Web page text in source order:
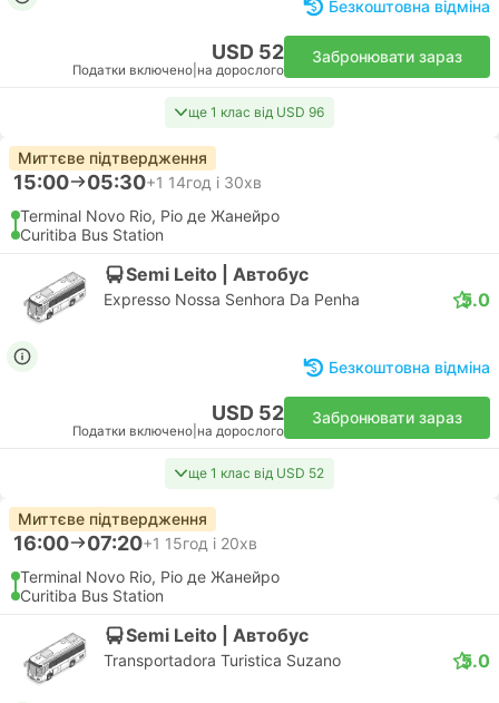
Безкоштовна відміна
USD 52
Податки включено на дорослого
Забронювати зараз
ще 1 клас від USD 96
Миттєве підтвердження
15:00 05:30+1 14год і 30хв
Terminal Novo Rio, Ріо де Жанейро
Curitiba Bus Station
Semi Leito | Автобус
Expresso Nossa Senhora Da Penha 5.0
Безкоштовна відміна
USD 52
Податки включено на дорослого
Забронювати зараз
ще 1 клас від USD 52
Миттєве підтвердження
16:00 07:20+1 15год і 20хв
Terminal Novo Rio, Ріо де Жанейро
Curitiba Bus Station
Semi Leito | Автобус
Transportadora Turistica Suzano 5.0